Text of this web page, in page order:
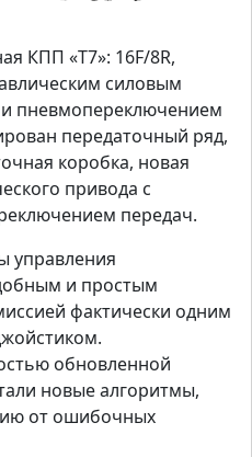
КПП «Т7»: 16F/8R,
силовым
пневмопереключением
передаточный ряд,
коробка, новая
привода с
передач.
управления
и простым
фактически одним
обновленной
новые алгоритмы,
от ошибочных